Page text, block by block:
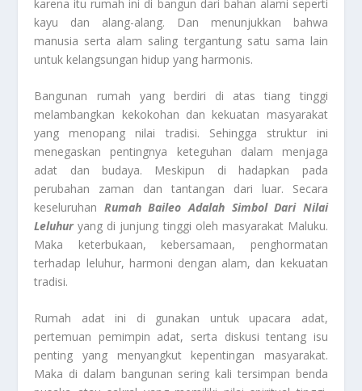
karena itu rumah ini di bangun dari bahan alami seperti
kayu dan alang-alang. Dan menunjukkan bahwa
manusia serta alam saling tergantung satu sama lain
untuk kelangsungan hidup yang harmonis.
Bangunan rumah yang berdiri di atas tiang tinggi
melambangkan kekokohan dan kekuatan masyarakat
yang menopang nilai tradisi. Sehingga struktur ini
menegaskan pentingnya keteguhan dalam menjaga
adat dan budaya. Meskipun di hadapkan pada
perubahan zaman dan tantangan dari luar. Secara
keseluruhan Rumah Baileo Adalah Simbol Dari Nilai
Leluhuryang di junjung tinggi oleh masyarakat Maluku.
Maka keterbukaan, kebersamaan, penghormatan
terhadap leluhur, harmoni dengan alam, dan kekuatan
tradisi.
Rumah adat ini di gunakan untuk upacara adat,
pertemuan pemimpin adat, serta diskusi tentang isu
penting yang menyangkut kepentingan masyarakat.
Maka di dalam bangunan sering kali tersimpan benda